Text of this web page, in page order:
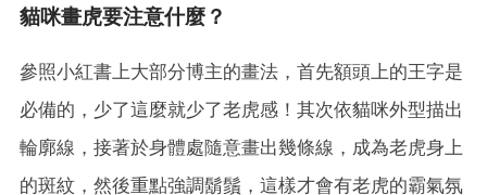
貓咪畫虎要注意什麼？
參照小紅書上大部分博主的畫法，首先額頭上的王字是
必備的，少了這麼就少了老虎感！其次依貓咪外型描出
輪廓線，接著於身體處隨意畫出幾條線，成為老虎身上
的斑紋，然後重點強調鬍鬚，這樣才會有老虎的霸氣氛